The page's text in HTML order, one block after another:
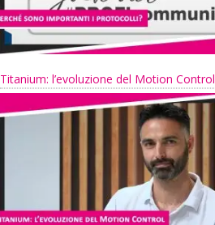
Titanium: l’evoluzione del Motion Control